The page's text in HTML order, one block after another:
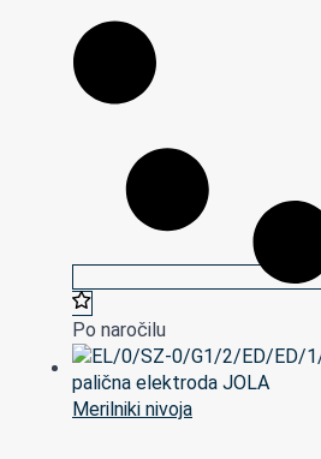
Po naročilu
Merilniki nivoja